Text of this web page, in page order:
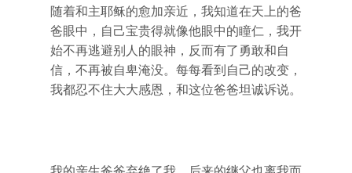
随着和主耶稣的愈加亲近，我知道在天上的爸
爸眼中，自己宝贵得就像他眼中的瞳仁，我开
始不再逃避别人的眼神，反而有了勇敢和自
信，不再被自卑淹没。每每看到自己的改变，
我都忍不住大大感恩，和这位爸爸坦诚诉说。